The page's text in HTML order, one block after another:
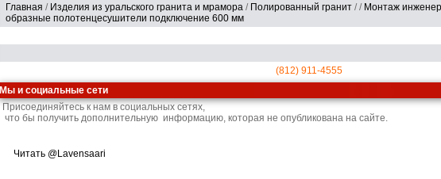
Главная / Изделия из уральского гранита и мрамора / Полированный гранит // Монтаж
образные полотенцесушители подключение 600 мм
(812) 911-4555
Мы и социальные сети
Присоединяйтесь к нам в социальных сетях,
что бы получить дополнительную информацию, которая не опубликована на сайте.
Читать @Lavensaari